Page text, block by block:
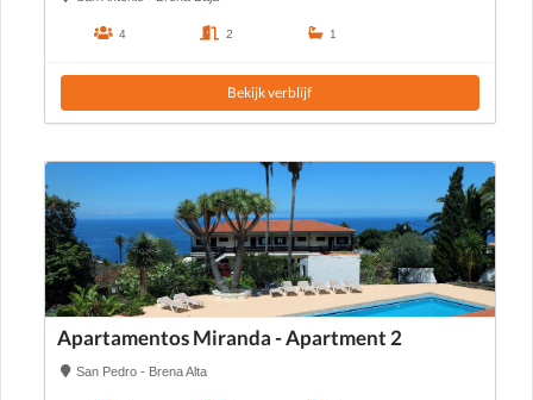
4 2 1
Bekijk verblijf
Apartamentos Miranda - Apartment 2
San Pedro - Brena Alta